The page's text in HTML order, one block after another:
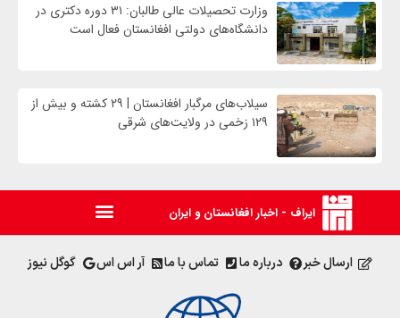
وزارت تحصیلات عالی طالبان: ۳۱ دوره دکتری در
دانشگاه‌های دولتی افغانستان فعال است
سیلاب‌های مرگبار افغانستان | ۲۹ کشته و بیش از
۱۲۹ زخمی در ولایت‌های شرقی
ایراف - اخبار افغانستان و ایران
ارسال خبر درباره ما تماس با ما آر اس اس گوگل نیوز